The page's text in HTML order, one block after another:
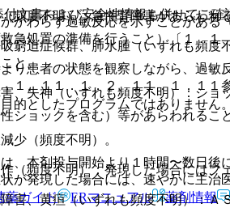
わらず過敏反応を示すことがある
急処置の準備を行うこと）〔１．
り患者の状態を観察しながら、過敏
１、１１．１．２、１１．１．１１
ョックを含む）等があらわれるこ
本剤投与開始より１時間〜数日後
が発現した場合には、速やかに主
度不明）：急性腎障害があらわれ
迫症候群、肺水腫（いずれも頻度
と。
失神（いずれも頻度不明）：ショ
少（頻度不明）。
（頻度不明）：発現した場合にはフ
、黄疸（いずれも頻度不明）：Ａ
文書および安全性情報も併せてご確
的としたプログラムではありません。
薬ガイド ERマニュアル 薬剤情報